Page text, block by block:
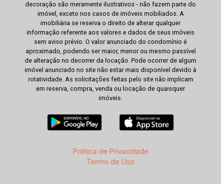
decoração são meramente ilustrativos - não fazem parte do
imóvel, exceto nos casos de imóveis mobiliados. A
imobiliária se reserva o direito de alterar qualquer
informação referente aos valores e dados de seus imóveis
sem aviso prévio. O valor anunciado do condomínio é
aproximado, podendo ser maior, menor ou mesmo passível
de alteração no decorrer da locação. Pode ocorrer de algum
imóvel anunciado no site não estar mais disponível devido à
rotatividade. As solicitações feitas pelo site não implicam
em reserva, compra, venda ou locação de quaisquer
imóveis.
Política de Privacidade
Termo de Uso